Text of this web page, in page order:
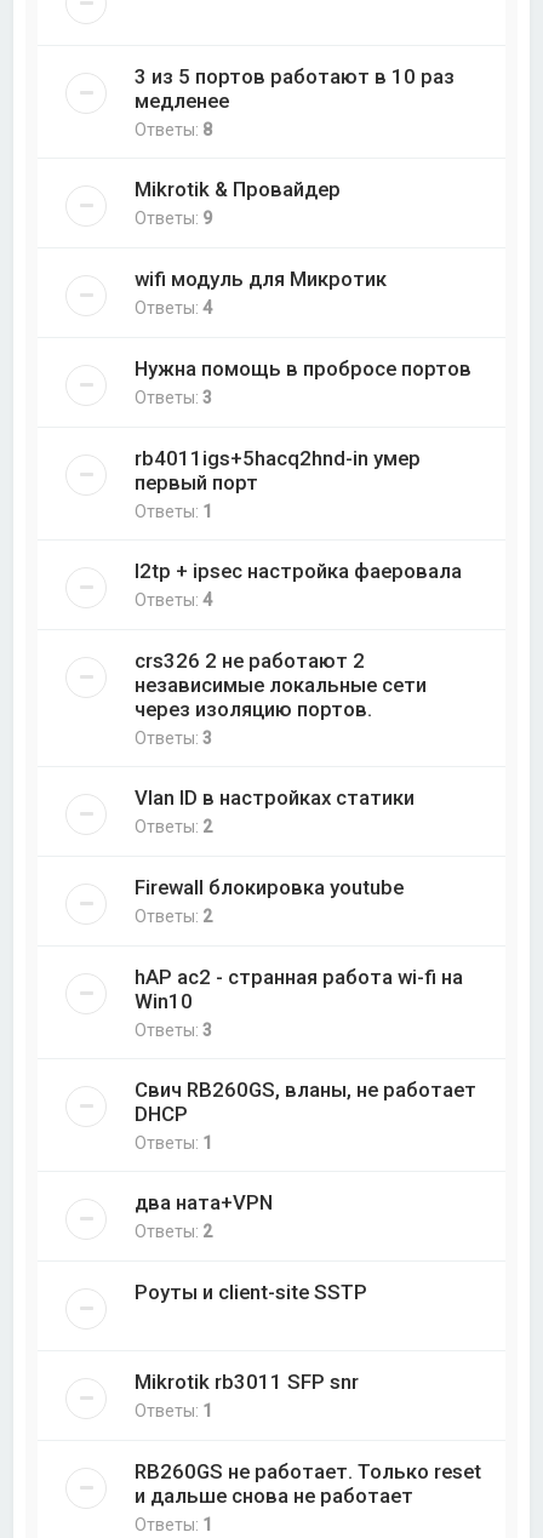
3 из 5 портов работают в 10 раз
медленее
Ответы: 8
Mikrotik & Провайдер
Ответы: 9
wifi модуль для Микротик
Ответы:4
Нужна помощь в пробросе портов
Ответы:3
rb4011igs+5hacq2hnd-in умер
первый порт
Ответы: 1
l2tp + ipsec настройка фаеровала
Ответы:4
crs326 2 не работают 2
независимые локальные сети
через изоляцию портов.
Ответы:3
Vlan ID в настройках статики
Ответы: 2
Firewall блокировка youtube
Ответы: 2
hAP ac2 - странная работа wi-fi на
Win10
Ответы:3
Свич RB260GS, вланы, не работает
DHCP
Ответы: 1
два ната+VPN
Ответы: 2
Роуты и client-site SSTP
Mikrotik rb3011 SFP snr
Ответы: 1
RB260GS не работает. Только reset
и дальше снова не работает
Ответы: 1